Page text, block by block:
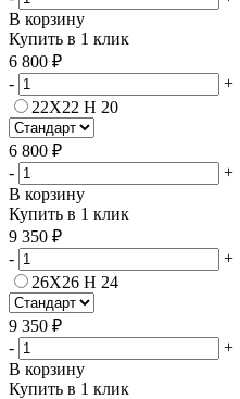
В корзину
Купить в 1 клик
6 800 ₽
-
+
22Х22 H 20
6 800 ₽
-
+
В корзину
Купить в 1 клик
9 350 ₽
-
+
26Х26 H 24
9 350 ₽
-
+
В корзину
Купить в 1 клик